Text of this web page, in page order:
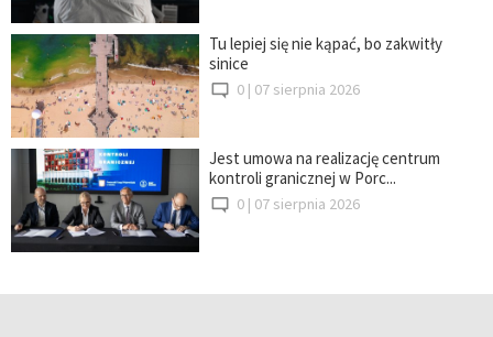
Tu lepiej się nie kąpać, bo zakwitły
sinice
0 | 07 sierpnia 2026
Jest umowa na realizację centrum
kontroli granicznej w Porc...
0 | 07 sierpnia 2026